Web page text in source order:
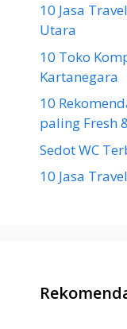
10 Jasa
Utara
10 Toko
Kartanegara
10
paling Fresh
Sedot WC
10 Jasa